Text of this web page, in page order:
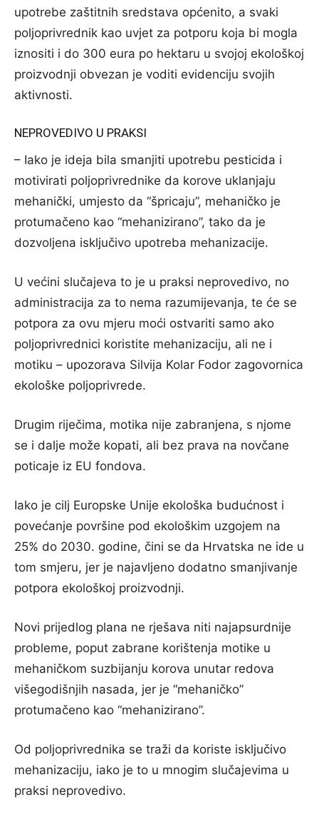
upotrebe zaštitnih sredstava općenito, a svaki
poljoprivrednik kao uvjet za potporu koja bi mogla
iznositi i do 300 eura po hektaru u svojoj ekološkoj
proizvodnji obvezan je voditi evidenciju svojih
aktivnosti.
NEPROVEDIVO U PRAKSI
– Iako je ideja bila smanjiti upotrebu pesticida i
motivirati poljoprivrednike da korove uklanjaju
mehanički, umjesto da “špricaju”, mehaničko je
protumačeno kao “mehanizirano”, tako da je
dozvoljena isključivo upotreba mehanizacije.
U većini slučajeva to je u praksi neprovedivo, no
administracija za to nema razumijevanja, te će se
potpora za ovu mjeru moći ostvariti samo ako
poljoprivrednici koristite mehanizaciju, ali ne i
motiku – upozorava Silvija Kolar Fodor zagovornica
ekološke poljoprivrede.
Drugim riječima, motika nije zabranjena, s njome
se i dalje može kopati, ali bez prava na novčane
poticaje iz EU fondova.
Iako je cilj Europske Unije ekološka budućnost i
povećanje površine pod ekološkim uzgojem na
25% do 2030. godine, čini se da Hrvatska ne ide u
tom smjeru, jer je najavljeno dodatno smanjivanje
potpora ekološkoj proizvodnji.
Novi prijedlog plana ne rješava niti najapsurdnije
probleme, poput zabrane korištenja motike u
mehaničkom suzbijanju korova unutar redova
višegodišnjih nasada, jer je “mehaničko”
protumačeno kao “mehanizirano”.
Od poljoprivrednika se traži da koriste isključivo
mehanizaciju, iako je to u mnogim slučajevima u
praksi neprovedivo.